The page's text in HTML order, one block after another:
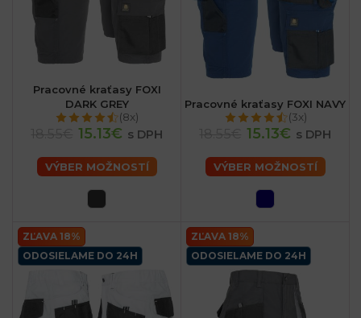
Pracovné kraťasy FOXI
DARK GREY
(8x)
15.13€ s DPH
VÝBER MOŽNOSTÍ
Pracovné kraťasy FOXI NAVY
(3x)
15.13€ s DPH
VÝBER MOŽNOSTÍ
ZĽAVA 18%
ODOSIELAME DO 24H
ZĽAVA 18%
ODOSIELAME DO 24H